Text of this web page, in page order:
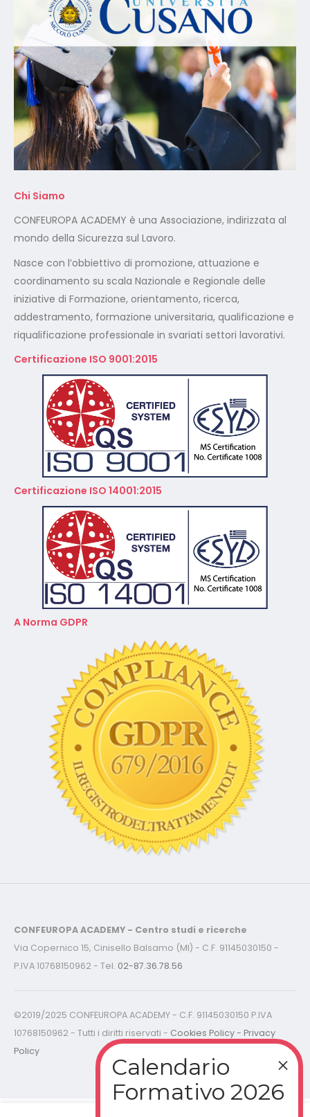
Chi Siamo
CONFEUROPA ACADEMY è una Associazione, indirizzata al
mondo della Sicurezza sul Lavoro.
Nasce con l’obbiettivo di promozione, attuazione e
coordinamento su scala Nazionale e Regionale delle
iniziative di Formazione, orientamento, ricerca,
addestramento, formazione universitaria, qualificazione e
riqualificazione professionale in svariati settori lavorativi.
Certificazione ISO 9001:2015
Certificazione ISO 14001:2015
A Norma GDPR
CONFEUROPA ACADEMY - Centro studi e ricerche
Via Copernico 15, Cinisello Balsamo (MI) - C.F. 91145030150 -
P.IVA 10768150962 - Tel. 02-87.36.78.56
©2019/2025 CONFEUROPA ACADEMY - C.F. 91145030150 P.IVA
10768150962 - Tutti i diritti riservati - Cookies Policy - Privacy
Policy